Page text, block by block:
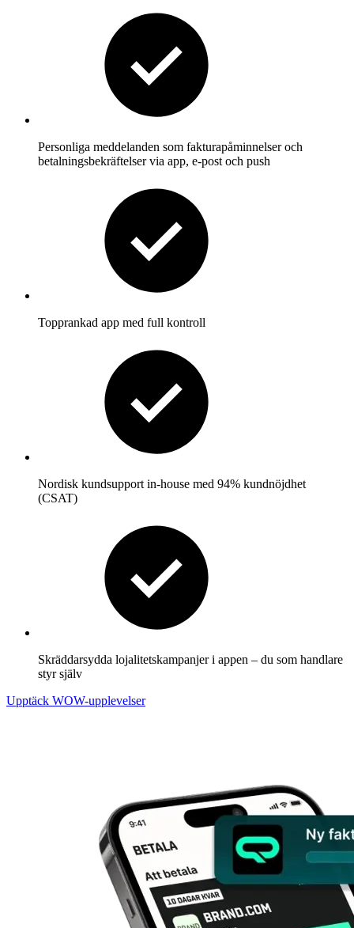
Personliga meddelanden som fakturapåminnelser och
betalningsbekräftelser via app, e-post och push
Topprankad app med full kontroll
Nordisk kundsupport in-house med 94% kundnöjdhet
(CSAT)
Skräddarsydda lojalitetskampanjer i appen – du som handlare
styr själv
Upptäck WOW-upplevelser